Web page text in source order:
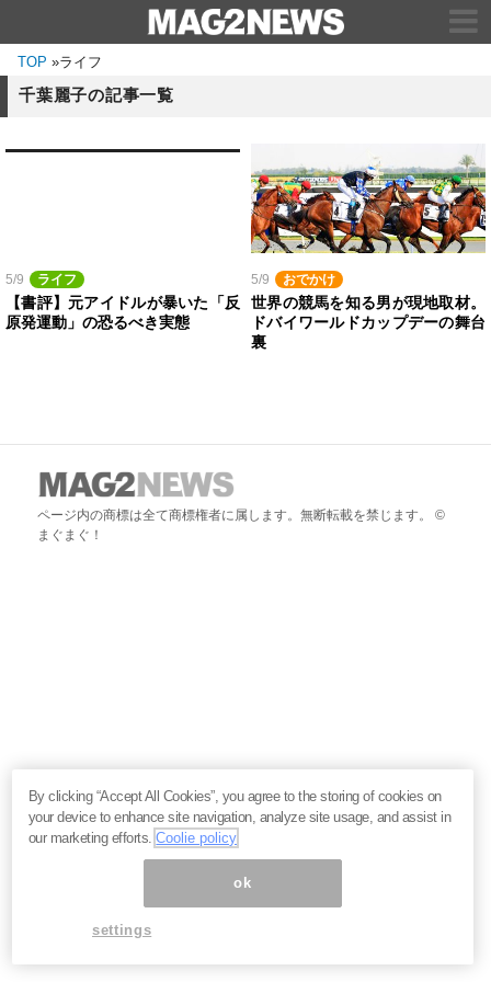
TOP »ライフ
千葉麗子の記事一覧
5/9 ライフ
【書評】元アイドルが暴いた「反
原発運動」の恐るべき実態
5/9 おでかけ
世界の競馬を知る男が現地取材。
ドバイワールドカップデーの舞台
裏
ページ内の商標は全て商標権者に属します。無断転載を禁じます。 ©
まぐまぐ！
By clicking “Accept All Cookies”, you agree to the storing of cookies on
your device to enhance site navigation, analyze site usage, and assist in
our marketing efforts.Coolie policy
ok
settings